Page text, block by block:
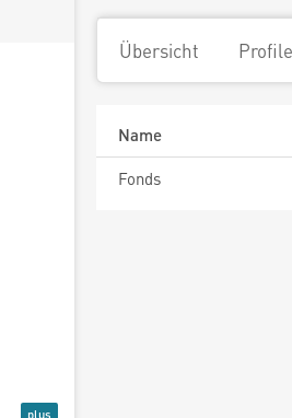
Übersicht
Name
Fonds